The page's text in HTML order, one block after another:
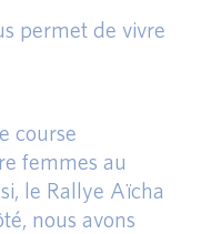
permet de vivre
course
femmes au
le Rallye Aïcha
nous avons